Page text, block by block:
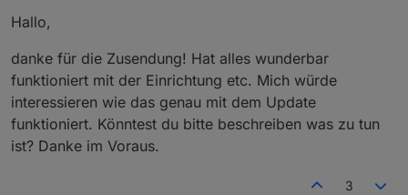
Hallo,
danke für die Zusendung! Hat alles wunderbar
funktioniert mit der Einrichtung etc. Mich würde
interessieren wie das genau mit dem Update
funktioniert. Könntest du bitte beschreiben was zu tun
ist? Danke im Voraus.
3